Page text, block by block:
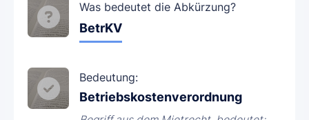
Was bedeutet die Abkürzung?
BetrKV
Bedeutung:
Betriebskostenverordnung